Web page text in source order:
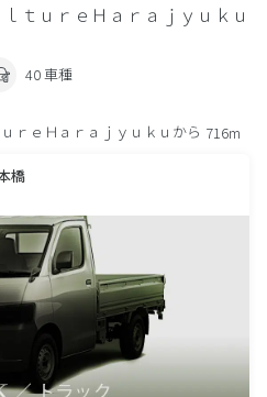
ｔｕｒｅＨａｒａｊｙｕｋｕ
40 車種
ｒｅＨａｒａｊｙｕｋｕから 716m
橋